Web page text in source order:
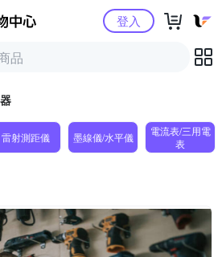
Yahoo購物中心登入
雷射測距儀 墨線儀/水平儀
電流表/三用電
表